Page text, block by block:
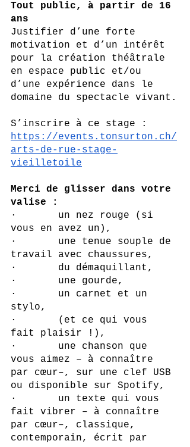
Tout public, à partir de 16
ans
Justifier d’une forte
motivation et d’un intérêt
pour la création théâtrale
en espace public et/ou
d’une expérience dans le
domaine du spectacle vivant.
S’inscrire à ce stage :
https://events.tonsurton.ch/
arts-de-rue-stage-
vieilletoile
Merci de glisser dans votre
valise :
·       un nez rouge (si
vous en avez un),
·       une tenue souple de
travail avec chaussures,
·       du démaquillant,
·       une gourde,
·       un carnet et un
stylo,
·       (et ce qui vous
fait plaisir !),
·       une chanson que
vous aimez – à connaître
par cœur–, sur une clef USB
ou disponible sur Spotify,
·       un texte qui vous
fait vibrer – à connaître
par cœur–, classique,
contemporain, écrit par